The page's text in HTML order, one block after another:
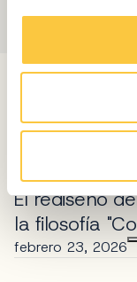
El rediseño
la filosofía
febrero 23, 2026